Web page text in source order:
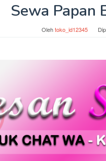
Sewa Papan
Olehtoko_id12345